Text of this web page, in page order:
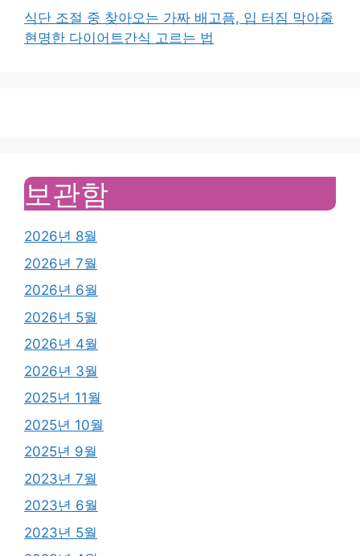
식단 조절 중 찾아오는 가짜 배고픔, 입 터짐 막아줄
현명한 다이어트간식 고르는 법
보관함
2026년 8월
2026년 7월
2026년 6월
2026년 5월
2026년 4월
2026년 3월
2025년 11월
2025년 10월
2025년 9월
2023년 7월
2023년 6월
2023년 5월